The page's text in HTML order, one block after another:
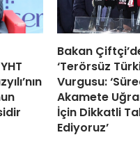
Bakan
‘Terörsüz
Vurgusu:
Akamete
İçin Dikkatli
Ediyoruz’